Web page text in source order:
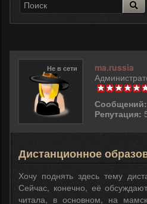
Не в сети
ma.russia
Сообщений:
Репутация:
Дистанционное
Хочу поднять здесь тему
Сейчас, конечно, её
читала, в основном, на